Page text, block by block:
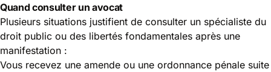
Quand consulter un avocat
Plusieurs situations justifient de consulter un spécialiste du
droit public ou des libertés fondamentales après une
manifestation :
Vous recevez une amende ou une ordonnance pénale suite